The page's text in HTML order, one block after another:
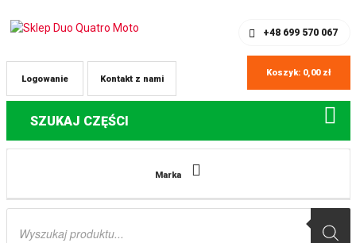
+48 699 570 067
Kontakt z nami
Logowanie
Koszyk: 0,00 zł
SZUKAJ CZĘŚCI
Marka
Wyszukiwarka
Części do quadów Yamaha